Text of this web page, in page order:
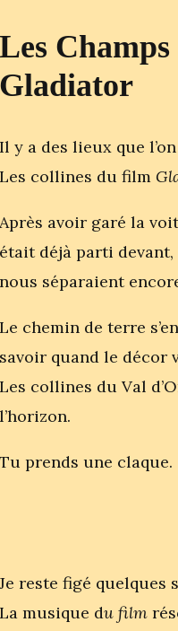
Les
Gladiator
Il y a des lieux que
Les collines du film
Après avoir garé la
était déjà parti
nous séparaient
Le chemin de terre
savoir quand le décor
Les collines du Val
l’horizon.
Tu prends une claque.
Je reste figé quelques
La musique du film